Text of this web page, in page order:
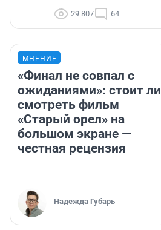
29 807 64
МНЕНИЕ
«Финал не совпал с
ожиданиями»: стоит ли
смотреть фильм
«Старый орел» на
большом экране —
честная рецензия
Надежда Губарь